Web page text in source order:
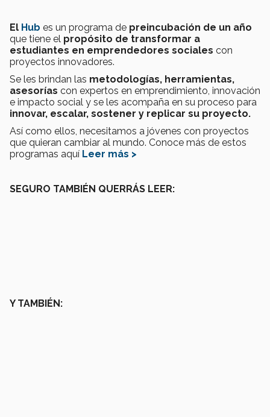
El Hub es un programa de preincubación de un año
que tiene el propósito de transformar a
estudiantes en emprendedores sociales con
proyectos innovadores.
Se les brindan las metodologías, herramientas,
asesorías con expertos en emprendimiento, innovación
e impacto social y se les acompaña en su proceso para
innovar, escalar, sostener y replicar su proyecto.
Así como ellos, necesitamos a jóvenes con proyectos
que quieran cambiar al mundo. Conoce más de estos
programas aquí Leer más >
SEGURO TAMBIÉN QUERRÁS LEER:
Y TAMBIÉN: